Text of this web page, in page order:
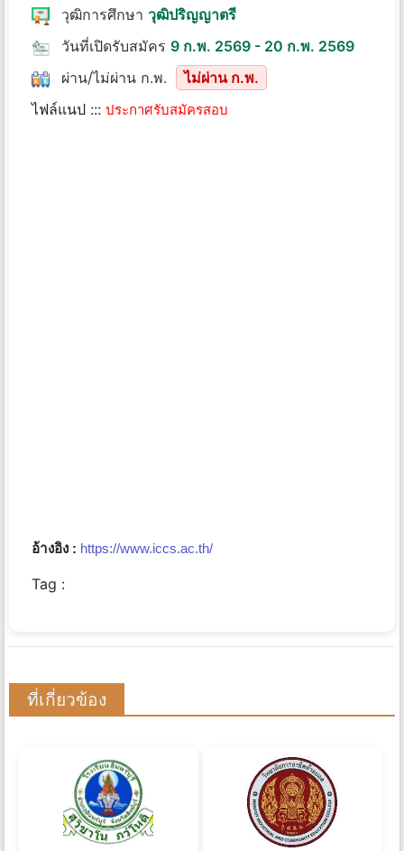
วุฒิการศึกษา วุฒิปริญญาตรี
วันที่เปิดรับสมัคร 9 ก.พ. 2569 - 20 ก.พ. 2569
ผ่าน/ไม่ผ่าน ก.พ.
ไม่ผ่าน ก.พ.
ไฟล์แนป ::: ประกาศรับสมัครสอบ
อ้างอิง : https://www.iccs.ac.th/
Tag :
ที่เกี่ยวข้อง